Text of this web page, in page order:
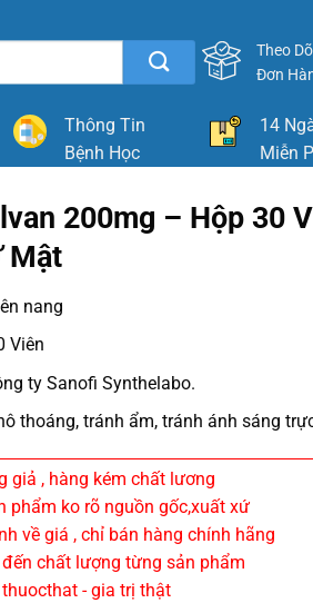
Theo
Đơn
Thông Tin
Bệnh Học
14
Miễn
200mg – Hộp 30
Mật
nang
Viên
ty Sanofi Synthelabo.
thoáng, tránh ẩm, tránh ánh sáng
giả , hàng kém chất lương
phẩm ko rõ nguồn gốc,xuất xứ
về giá , chỉ bán hàng chính hãng
chất lượng từng sản phẩm
- gia trị thật